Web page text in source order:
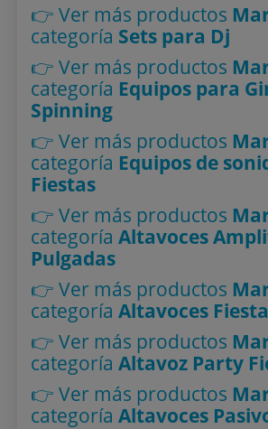
👉 Ver más productos
categoría Sets para Dj
👉 Ver más productos
categoría Equipos para
Spinning
👉 Ver más productos
categoría Equipos de
Fiestas
👉 Ver más productos
categoría Altavoces
Pulgadas
👉 Ver más productos
categoría Altavoces Fiesta
👉 Ver más productos
categoría Altavoz Party
👉 Ver más productos
categoría Altavoces